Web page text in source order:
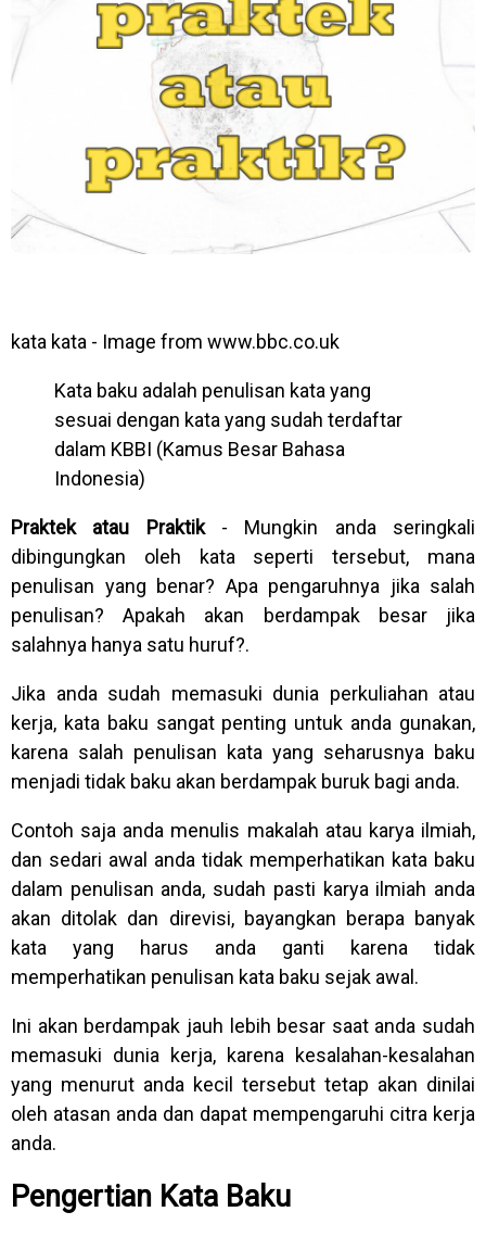
kata kata - Image from www.bbc.co.uk
Kata baku adalah penulisan kata yang
sesuai dengan kata yang sudah terdaftar
dalam KBBI (Kamus Besar Bahasa
Indonesia)
Praktek atau Praktik - Mungkin anda seringkali
dibingungkan oleh kata seperti tersebut, mana
penulisan yang benar? Apa pengaruhnya jika salah
penulisan? Apakah akan berdampak besar jika
salahnya hanya satu huruf?.
Jika anda sudah memasuki dunia perkuliahan atau
kerja, kata baku sangat penting untuk anda gunakan,
karena salah penulisan kata yang seharusnya baku
menjadi tidak baku akan berdampak buruk bagi anda.
Contoh saja anda menulis makalah atau karya ilmiah,
dan sedari awal anda tidak memperhatikan kata baku
dalam penulisan anda, sudah pasti karya ilmiah anda
akan ditolak dan direvisi, bayangkan berapa banyak
kata yang harus anda ganti karena tidak
memperhatikan penulisan kata baku sejak awal.
Ini akan berdampak jauh lebih besar saat anda sudah
memasuki dunia kerja, karena kesalahan-kesalahan
yang menurut anda kecil tersebut tetap akan dinilai
oleh atasan anda dan dapat mempengaruhi citra kerja
anda.
Pengertian Kata Baku